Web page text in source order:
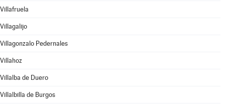
Villafruela
Villagalijo
Villagonzalo Pedernales
Villahoz
Villalba de Duero
Villalbilla de Burgos